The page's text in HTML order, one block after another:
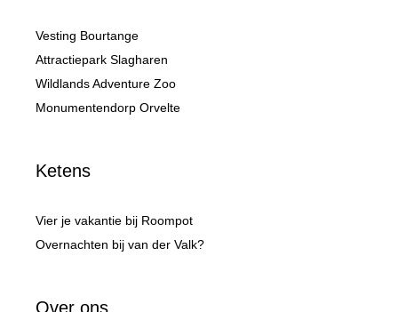
Vesting Bourtange
Attractiepark Slagharen
Wildlands Adventure Zoo
Monumentendorp Orvelte
Ketens
Vier je vakantie bij Roompot
Overnachten bij van der Valk?
Over ons